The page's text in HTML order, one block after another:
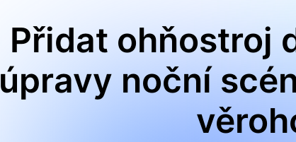
Přidat ohňostroj
úpravy noční